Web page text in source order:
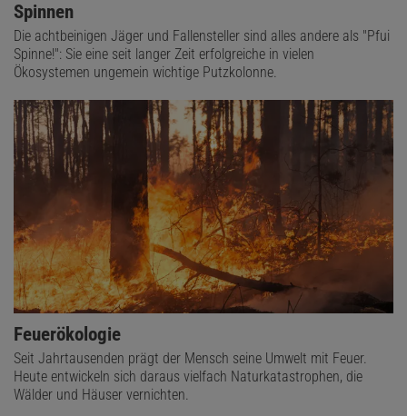
Spinnen
Die achtbeinigen Jäger und Fallensteller sind alles andere als "Pfui
Spinne!": Sie eine seit langer Zeit erfolgreiche in vielen
Ökosystemen ungemein wichtige Putzkolonne.
Feuerökologie
Seit Jahrtausenden prägt der Mensch seine Umwelt mit Feuer.
Heute entwickeln sich daraus vielfach Naturkatastrophen, die
Wälder und Häuser vernichten.